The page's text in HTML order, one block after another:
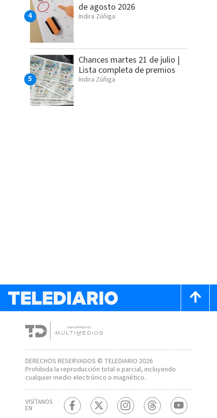
de agosto 2026
Indira Zúñiga
Chances martes 21 de julio |
Lista completa de premios
Indira Zúñiga
DERECHOS RESERVADOS © TELEDIARIO 2026
Prohibida la reproducción total o parcial, incluyendo
cualquier medio electrónico o magnético.
VISÍTANOS
EN